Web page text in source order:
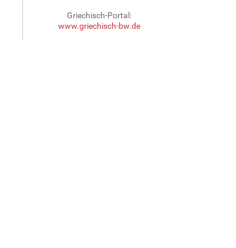
Griechisch-Portal:
www.griechisch-bw.de